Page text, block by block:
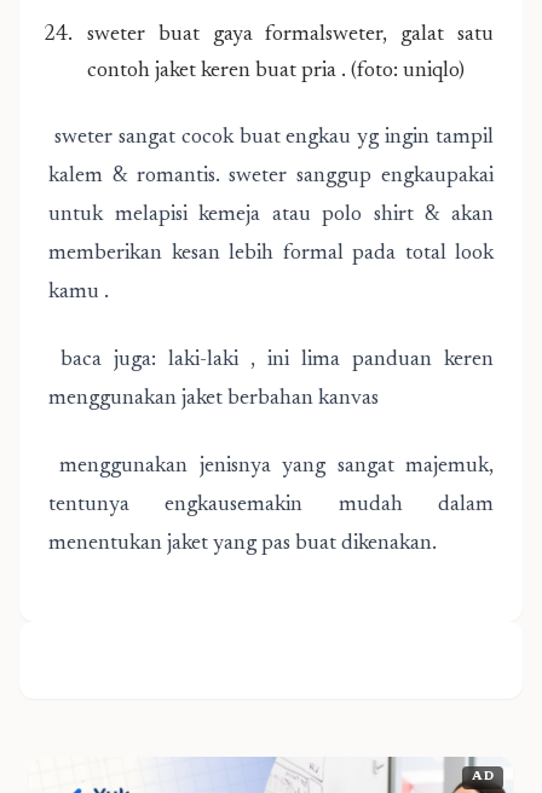
sweter buat gaya formalsweter, galat satu
contoh jaket keren buat pria . (foto: uniqlo)
sweter sangat cocok buat engkau yg ingin tampil
kalem & romantis. sweter sanggup engkaupakai
untuk melapisi kemeja atau polo shirt & akan
memberikan kesan lebih formal pada total look
kamu .
baca juga: laki-laki , ini lima panduan keren
menggunakan jaket berbahan kanvas
menggunakan jenisnya yang sangat majemuk,
tentunya engkausemakin mudah dalam
menentukan jaket yang pas buat dikenakan.
AD